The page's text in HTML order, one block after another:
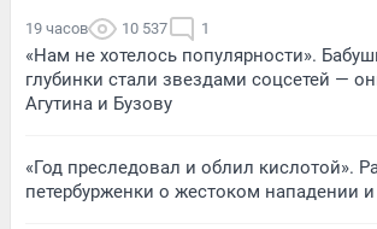
19 часов 10 537 1
«Нам не хотелось популярности».
глубинки стали звездами соцсетей —
Агутина и Бузову
«Год преследовал и облил кислотой».
петербурженки о жестоком нападении